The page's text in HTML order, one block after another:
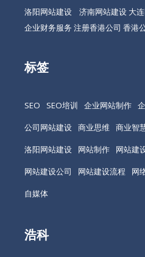
洛阳网站建设 济南网站建设 大
企业财务服务 注册香港公司 香港
标签
SEO SEO培训 企业网站制作
公司网站建设 商业思维 商业智
洛阳网站建设
网站制作 网站建
网站建设公司
网站建设流程 网
自媒体
浩科